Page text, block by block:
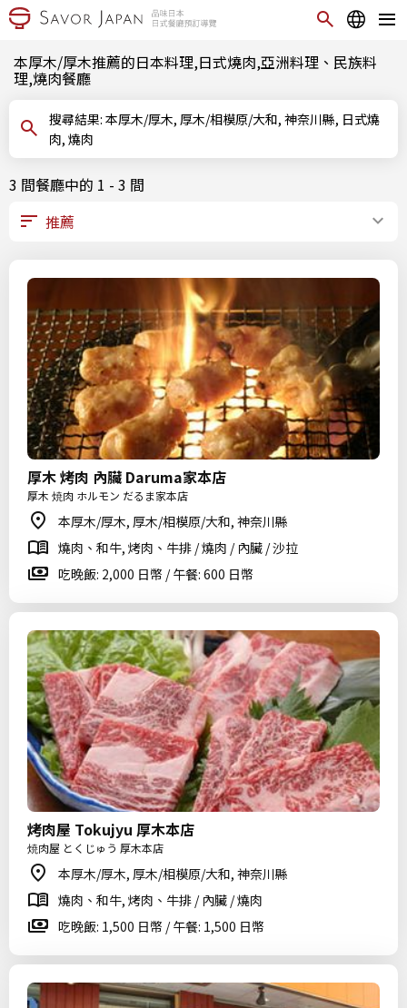
本厚木/厚木推薦的日本料理,日式燒肉,亞洲料理、民族料
理,燒肉餐廳
搜尋結果: 本厚木/厚木, 厚木/相模原/大和, 神奈川縣, 日式燒
肉, 燒肉
3 間餐廳中的 1 - 3 間
厚木 烤肉 內臟 Daruma家本店
厚木 焼肉 ホルモン だるま家本店
本厚木/厚木, 厚木/相模原/大和, 神奈川縣
燒肉、和牛, 烤肉、牛排 / 燒肉 / 內臟 / 沙拉
吃晚飯: 2,000 日幣 / 午餐: 600 日幣
烤肉屋 Tokujyu 厚木本店
焼肉屋 とくじゅう 厚木本店
本厚木/厚木, 厚木/相模原/大和, 神奈川縣
燒肉、和牛, 烤肉、牛排 / 內臟 / 燒肉
吃晚飯: 1,500 日幣 / 午餐: 1,500 日幣